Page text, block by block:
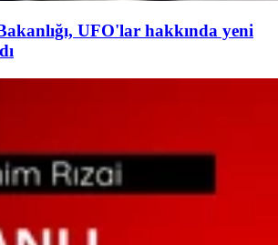
UFO'lar hakkında yeni